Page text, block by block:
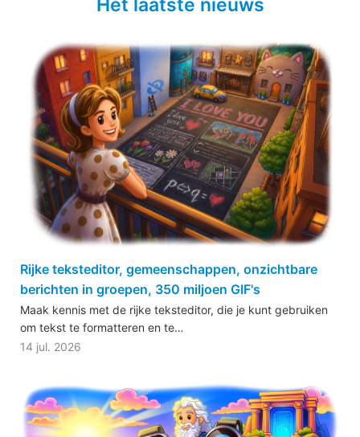
Het laatste nieuws
Rijke teksteditor, gemeenschappen, onzichtbare
berichten in groepen, 350 miljoen GIF's
Maak kennis met de rijke teksteditor, die je kunt gebruiken
om tekst te formatteren en te…
14 jul. 2026